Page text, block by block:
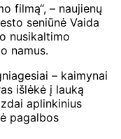
filmą“, – naujienų
seniūnė Vaida
nusikaltimo
namus.
– kaimynai
išlėkė į lauką
aplinkinius
pagalbos